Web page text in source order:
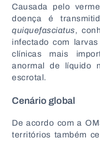
Causada pelo
doença é
quiquefasciatus,
infectado com
clínicas mais
anormal de líquido
escrotal.
Cenário global
De acordo com a
territórios também